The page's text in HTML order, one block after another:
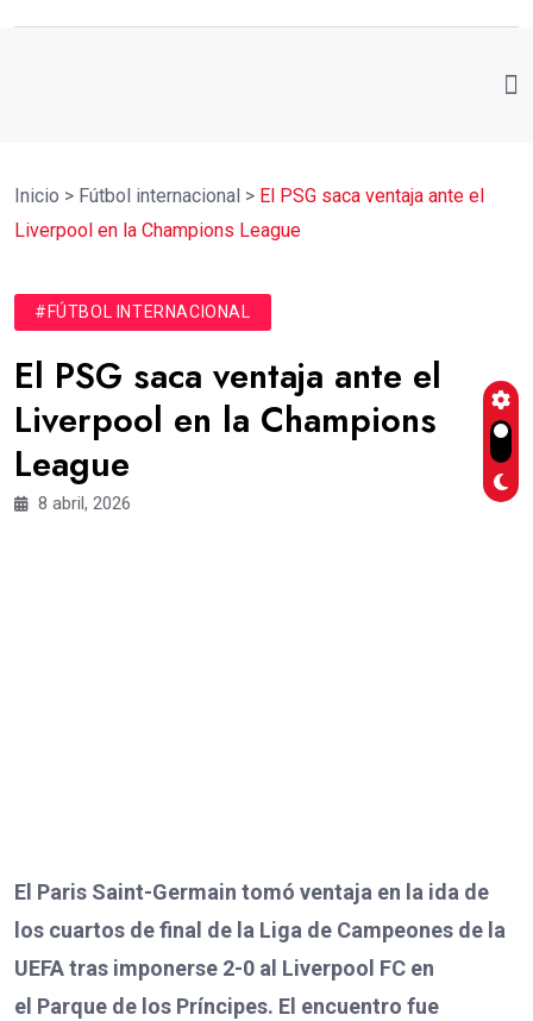
Inicio > Fútbol internacional > El PSG saca ventaja ante el
Liverpool en la Champions League
#FÚTBOL INTERNACIONAL
El PSG saca ventaja ante el
Liverpool en la Champions
League
8 abril, 2026
El Paris Saint-Germain tomó ventaja en la ida de
los cuartos de final de la Liga de Campeones de la
UEFA tras imponerse 2-0 al Liverpool FC en
el Parque de los Príncipes. El encuentro fue